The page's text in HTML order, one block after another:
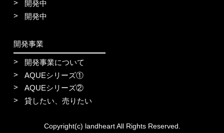
開発中
開発中
開発事業
開発事業について
AQUEシリーズ①
AQUEシリーズ②
貸したい、売りたい
Copyright(c) landheart All Rights Reserved.